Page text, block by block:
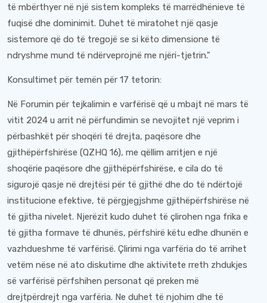
të mbërthyer në një sistem kompleks të marrëdhënieve të
fuqisë dhe dominimit. Duhet të miratohet një qasje
sistemore që do të tregojë se si këto dimensione të
ndryshme mund të ndërveprojnë me njëri-tjetrin."
Konsultimet për temën për 17 tetorin:
Në Forumin për tejkalimin e varfërisë që u mbajt në mars të
vitit 2024 u arrit në përfundimin se nevojitet një veprim i
përbashkët për shoqëri të drejta, paqësore dhe
gjithëpërfshirëse (QZHQ 16), me qëllim arritjen e një
shoqërie paqësore dhe gjithëpërfshirëse, e cila do të
sigurojë qasje në drejtësi për të gjithë dhe do të ndërtojë
institucione efektive, të përgjegjshme gjithëpërfshirëse në
të gjitha nivelet. Njerëzit kudo duhet të çlirohen nga frika e
të gjitha formave të dhunës, përfshirë këtu edhe dhunën e
vazhdueshme të varfërisë. Çlirimi nga varfëria do të arrihet
vetëm nëse në ato diskutime dhe aktivitete rreth zhdukjes
së varfërisë përfshihen personat që preken më
drejtpërdrejt nga varfëria. Ne duhet të njohim dhe të